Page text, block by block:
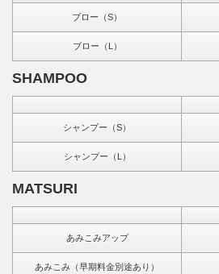
ブロー（S）
ブロー（L）
SHAMPOO
シャンプー（S）
シャンプー（L）
MATSURI
あみこみアップ
あみこみ（早期料金別途あり）